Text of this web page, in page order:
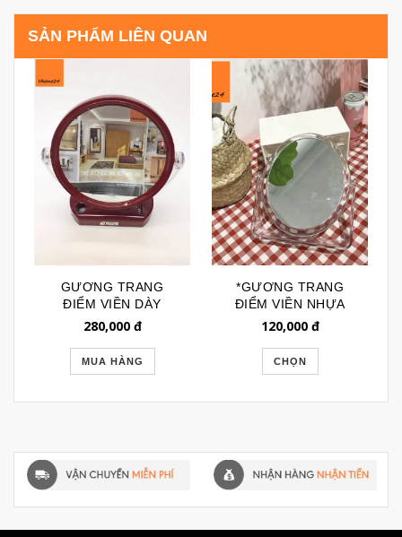
SẢN PHẨM LIÊN QUAN
GƯƠNG TRANG
ĐIỂM VIỀN DÀY
CHÂN ĐẾ MÀU ĐỎ
280,000đ
MUA HÀNG
*GƯƠNG TRANG
ĐIỂM VIỀN NHỰA
TRONG NHẬT BẢN
120,000đ
CHỌN